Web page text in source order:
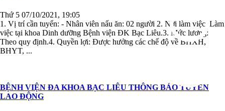
Thứ 5 07/10/2021, 19:05
1. Vị trí cần tuyển: - Nhân viên nấu ăn: 02 người 2. Nơi làm việc: Làm
việc tại khoa Dinh dưỡng Bệnh viện ĐK Bạc Liêu.3. Mức lương:
Theo quy định.4. Quyền lợi: Được hưởng các chế độ về BHXH,
BHYT, ...
BỆNH VIỆN ĐA KHOA BẠC LIÊU THÔNG BÁO TUYỂN
LAO ĐỘNG